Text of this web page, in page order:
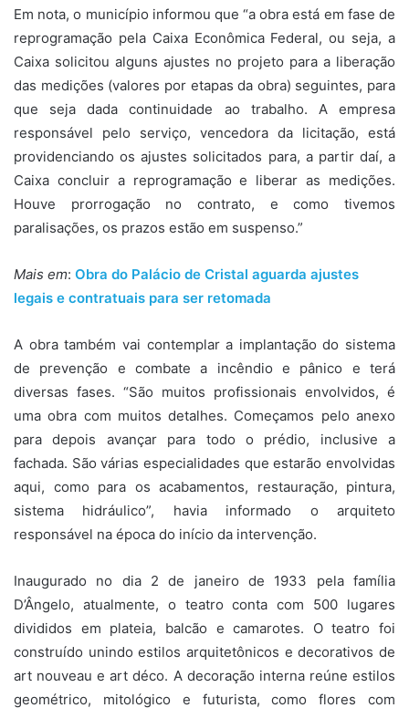
Em nota, o município informou que “a obra está em fase de
reprogramação pela Caixa Econômica Federal, ou seja, a
Caixa solicitou alguns ajustes no projeto para a liberação
das medições (valores por etapas da obra) seguintes, para
que seja dada continuidade ao trabalho. A empresa
responsável pelo serviço, vencedora da licitação, está
providenciando os ajustes solicitados para, a partir daí, a
Caixa concluir a reprogramação e liberar as medições.
Houve prorrogação no contrato, e como tivemos
paralisações, os prazos estão em suspenso.”
Mais em: Obra do Palácio de Cristal aguarda ajustes
legais e contratuais para ser retomada
A obra também vai contemplar a implantação do sistema
de prevenção e combate a incêndio e pânico e terá
diversas fases. “São muitos profissionais envolvidos, é
uma obra com muitos detalhes. Começamos pelo anexo
para depois avançar para todo o prédio, inclusive a
fachada. São várias especialidades que estarão envolvidas
aqui, como para os acabamentos, restauração, pintura,
sistema hidráulico”, havia informado o arquiteto
responsável na época do início da intervenção.
Inaugurado no dia 2 de janeiro de 1933 pela família
D’Ângelo, atualmente, o teatro conta com 500 lugares
divididos em plateia, balcão e camarotes. O teatro foi
construído unindo estilos arquitetônicos e decorativos de
art nouveau e art déco. A decoração interna reúne estilos
geométrico, mitológico e futurista, como flores com